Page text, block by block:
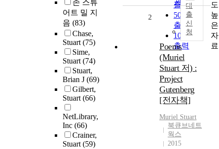
존 스튜
어트 밀 지
음 (83)
Chase,
Stuart(75)
Sime,
Stuart(74)
Stuart,
Brian J (69)
Gilbert,
Stuart(66)
NetLibrary,
Inc (66)
Crainer,
Stuart(59)
출력
50개씩
출력
100개씩
출력
대
출
신
청
2
Poems
(Muriel
Stuart 저) :
Project
Gutenberg
[전자책]
Muriel Stuart
북큐브네트
웍스
2015
도
높
은
자
료